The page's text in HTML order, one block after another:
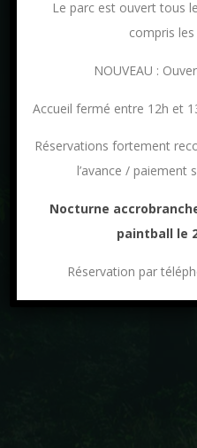
Le parc est ouvert tous
compris
NOUVEAU :
Accueil fermé entre 12h et
Réservations fortement
l’avance / paiement
Nocturne
paintball le
Réservation par